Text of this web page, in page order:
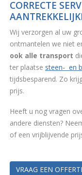
CORRECTE
Wij verzorgen al uw
ontmantelen we niet
ook alle transport
ter plaatse steen- en
tijdsbesparend. Zo
prijs.
Heeft u nog vragen
andere diensten?
of een vrijblijvende
VRAAG EEN